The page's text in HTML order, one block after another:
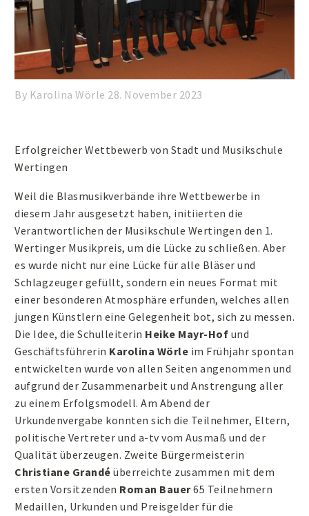
By Karolina Wörle 28. November 2023
Erfolgreicher Wettbewerb von Stadt und Musikschule
Wertingen
Weil die Blasmusikverbände ihre Wettbewerbe in
diesem Jahr ausgesetzt haben, initiierten die
Verantwortlichen der Musikschule Wertingen den 1.
Wertinger Musikpreis, um die Lücke zu schließen. Aber
es wurde nicht nur eine Lücke für alle Bläser und
Schlagzeuger gefüllt, sondern ein neues Format mit
einer besonderen Atmosphäre erfunden, welches allen
jungen Künstlern eine Gelegenheit bot, sich zu messen.
Die Idee, die Schulleiterin Heike Mayr-Hof und
Geschäftsführerin Karolina Wörle im Frühjahr spontan
entwickelten wurde von allen Seiten angenommen und
aufgrund der Zusammenarbeit und Anstrengung aller
zu einem Erfolgsmodell. Am Abend der
Urkundenvergabe konnten sich die Teilnehmer, Eltern,
politische Vertreter und a-tv vom Ausmaß und der
Qualität überzeugen. Zweite Bürgermeisterin
Christiane Grandé überreichte zusammen mit dem
ersten Vorsitzenden Roman Bauer65 Teilnehmern
Medaillen, Urkunden und Preisgelder für die